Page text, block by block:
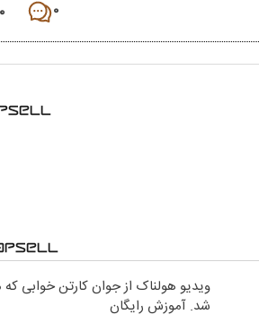
۰ ۰
ویدیو هولناک از جوان کارتن خوابی که
شد. آموزش رایگان